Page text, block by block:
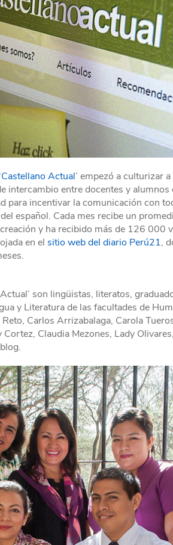
Castellano Actual’ empezó a culturizar
intercambio entre docentes y
para incentivar la comunicación con
español. Cada mes recibe un
y ha recibido más de 126 000
en el sitio web del diario Perú21,
son lingüistas, literatos,
y Literatura de las facultades de
Carlos Arrizabalaga, Carola
Claudia Mezones, Lady